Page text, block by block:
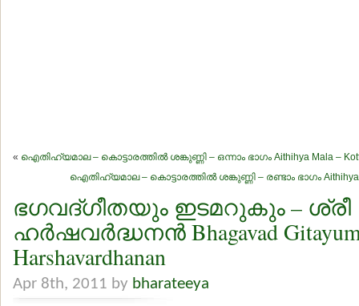
« ഐതിഹ്യമാല – കൊട്ടാരത്തില്‍ ശങ്കുണ്ണി – ഒന്നാം ഭാഗം Aithihya Mala –
ഐതിഹ്യമാല – കൊട്ടാരത്തില്‍ ശങ്കുണ്ണി – രണ്ടാം ഭാഗം Aithihya
ഭഗവദ്ഗീതയും ഇടമറുകും – ശ്രീ
ഹര്‍ഷവര്‍ദ്ധനന്‍ Bhagavad Gitayum
Harshavardhanan
Apr 8th, 2011 by bharateeya